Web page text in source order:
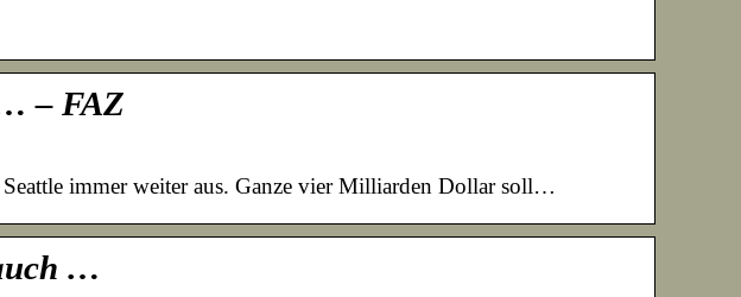
– FAZ
immer weiter aus. Ganze vier Milliarden Dollar soll…
…